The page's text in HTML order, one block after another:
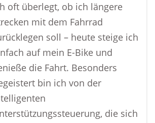
oft überlegt, ob ich längere
mit dem Fahrrad
soll – heute steige ich
auf mein E-Bike und
die Fahrt. Besonders
bin ich von der
die sich